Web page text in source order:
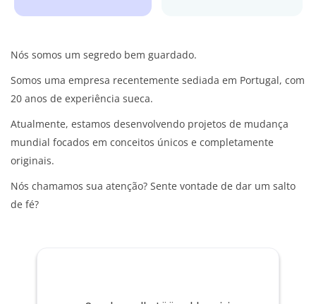
Nós somos um segredo bem guardado.
Somos uma empresa recentemente sediada em Portugal, com
20 anos de experiência sueca.
Atualmente, estamos desenvolvendo projetos de mudança
mundial focados em conceitos únicos e completamente
originais.
Nós chamamos sua atenção? Sente vontade de dar um salto
de fé?